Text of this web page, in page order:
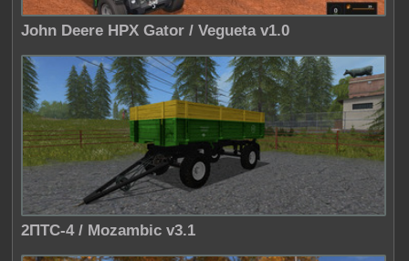
John Deere HPX Gator / Vegueta v1.0
2ПТС-4 / Mozambic v3.1